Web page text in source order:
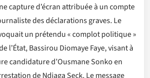
capture d’écran attribuée à un compte
des déclarations graves. Le
un prétendu « complot politique »
l’État, Bassirou Diomaye Faye, visant à
candidature d’Ousmane Sonko en
de Ndiaga Seck. Le message